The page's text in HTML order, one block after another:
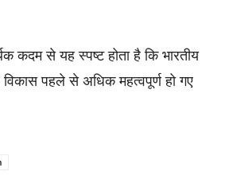
कदम से यह स्पष्ट होता है कि भारतीय
पहले से अधिक महत्वपूर्ण हो गए